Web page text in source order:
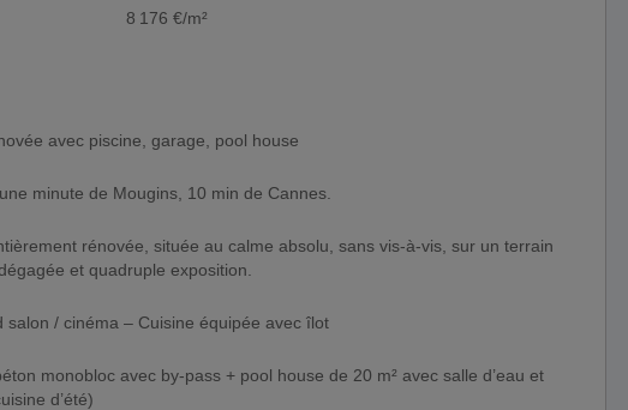
8 176 €/m²
avec piscine, garage, pool house
minute de Mougins, 10 min de Cannes.
rénovée, située au calme absolu, sans vis-à-vis, sur un terrain
et quadruple exposition.
salon / cinéma – Cuisine équipée avec îlot
monobloc avec by-pass + pool house de 20 m² avec salle d’eau et
d’été)